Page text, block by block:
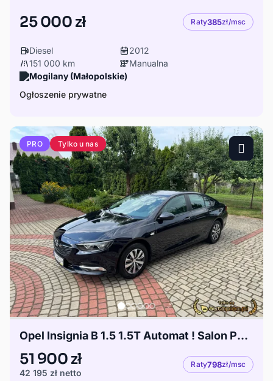
25 000 zł Raty385zł/msc
Diesel
2012
151 000 km
Manualna
Mogilany (Małopolskie)
Ogłoszenie prywatne
PRO Tylko u nas
Opel Insignia B 1.5 1.5T Automat ! Salon Polska ! FV23 ! Niski przebieg
51 900 zł
42 195 zł netto
Raty798zł/msc